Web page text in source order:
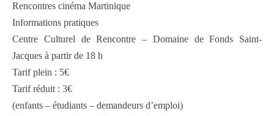
Rencontres cinéma Martinique
Informations pratiques
Centre Culturel de Rencontre – Domaine de Fonds Saint-
Jacques à partir de 18 h
Tarif plein : 5€
Tarif réduit : 3€
(enfants – étudiants – demandeurs d’emploi)